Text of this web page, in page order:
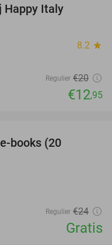
Happy Italy
8.2 star
Regulier €20
€12,95
books (20
Regulier €24
Gratis